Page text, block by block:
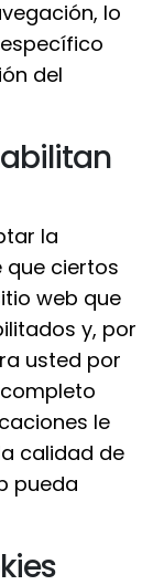
lo
del
la
que ciertos
web que
y, por
usted por
le
calidad de
pueda